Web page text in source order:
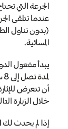
الجرعة التي
عندما تتلقى
(بدون تناول
المسائية.
أن تتعرض
خلال الزيارة